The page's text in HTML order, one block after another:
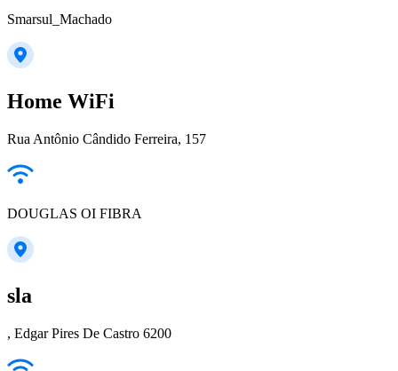
Smarsul_Machado
Home WiFi
Rua Antônio Cândido Ferreira, 157
DOUGLAS OI FIBRA
sla
, Edgar Pires De Castro 6200